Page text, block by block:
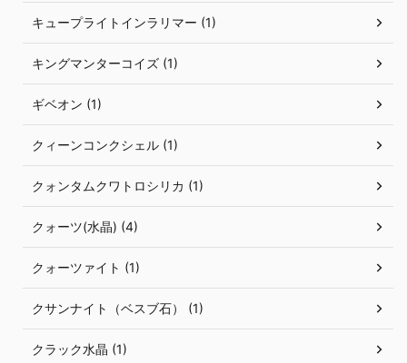
キュープライトインラリマー (1)
キングマンターコイズ (1)
ギベオン (1)
クィーンコンクシェル (1)
クォンタムクワトロシリカ (1)
クォーツ(水晶) (4)
クォーツァイト (1)
クサンナイト（ベスブ石） (1)
クラック水晶 (1)